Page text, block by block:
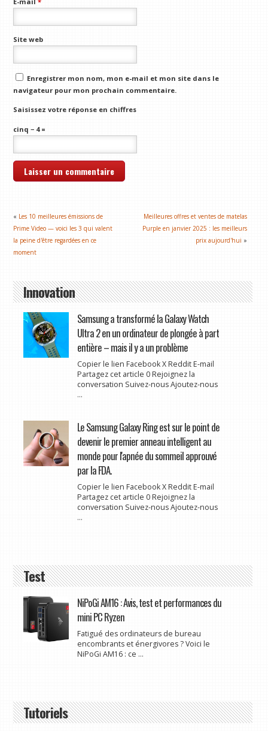
Site web
Enregistrer mon nom, mon e-mail et mon site dans le
navigateur pour mon prochain commentaire.
Saisissez votre réponse en chiffres
cinq − 4 =
« Les 10 meilleures émissions de
Prime Video — voici les 3 qui valent
la peine d'être regardées en ce
moment
Meilleures offres et ventes de matelas
Purple en janvier 2025 : les meilleurs
prix aujourd'hui »
Innovation
Samsung a transformé la Galaxy Watch
Ultra 2 en un ordinateur de plongée à part
entière – mais il y a un problème
Copier le lien Facebook X Reddit E-mail
Partagez cet article 0 Rejoignez la
conversation Suivez-nous Ajoutez-nous
...
Le Samsung Galaxy Ring est sur le point de
devenir le premier anneau intelligent au
monde pour l'apnée du sommeil approuvé
par la FDA.
Copier le lien Facebook X Reddit E-mail
Partagez cet article 0 Rejoignez la
conversation Suivez-nous Ajoutez-nous
...
Test
NiPoGi AM16 : Avis, test et performances du
mini PC Ryzen
Fatigué des ordinateurs de bureau
encombrants et énergivores ? Voici le
NiPoGi AM16 : ce ...
Tutoriels